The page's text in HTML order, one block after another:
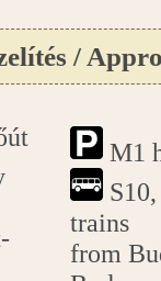
/
M1
trains
from